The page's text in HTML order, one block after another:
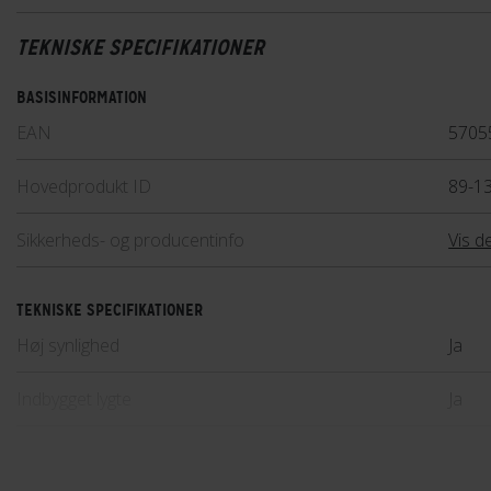
TEKNISKE SPECIFIKATIONER
BASISINFORMATION
EAN
Hovedprodukt ID 89-
Sikkerheds- og producentinfo Vis
TEKNISKE SPECIFIKATIONER
Høj synlighed Ja